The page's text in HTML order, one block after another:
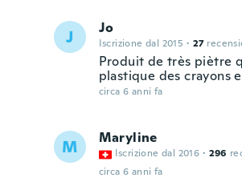
J Jo
Iscrizione dal 2015 · 27
Produit de très piètre
plastique des crayons
circa 6 anni fa
M Maryline
Iscrizione dal 2016 · 296
circa 6 anni fa